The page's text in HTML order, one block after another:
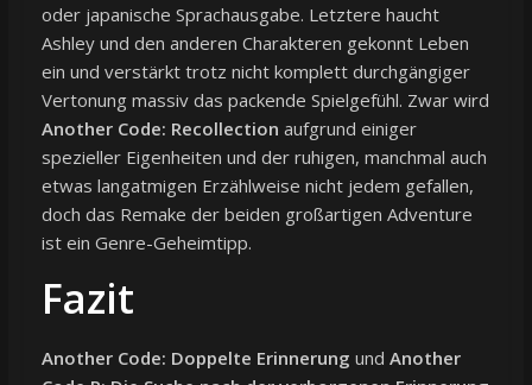
oder japanische Sprachausgabe. Letztere haucht
Ashley und den anderen Charakteren gekonnt Leben
ein und verstärkt trotz nicht komplett durchgängiger
Vertonung massiv das packende Spielgefühl. Zwar wird
Another Code: Recollection aufgrund einiger
spezieller Eigenheiten und der ruhigen, manchmal auch
etwas langatmigen Erzählweise nicht jedem gefallen,
doch das Remake der beiden großartigen Adventure
ist ein Genre-Geheimtipp.
Fazit
Another Code: Doppelte Erinnerung und Another